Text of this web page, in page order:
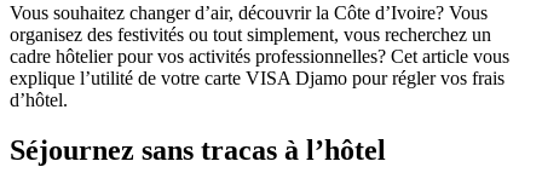
Vous souhaitez changer d’air, découvrir la Côte d’Ivoire? Vous
organisez des festivités ou tout simplement, vous recherchez un
cadre hôtelier pour vos activités professionnelles? Cet article vous
explique l’utilité de votre carte VISA Djamo pour régler vos frais
d’hôtel.
Séjournez sans tracas à l’hôtel